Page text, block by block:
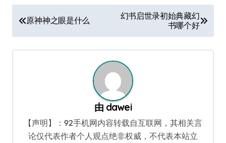
章
导
原神神之眼是什么
幻书启世录初始典藏幻
书哪个好
由 dawei
【声明】：92手机网内容转载自互联网，其相关言
论仅代表作者个人观点绝非权威，不代表本站立